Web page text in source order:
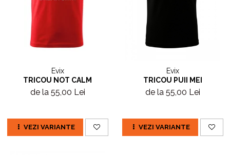
Evix
TRICOU NOT CALM
de la 55,00 Lei
VEZI VARIANTE
Evix
TRICOU PUII MEI
de la 55,00 Lei
VEZI VARIANTE